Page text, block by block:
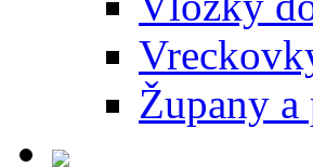
Župany a